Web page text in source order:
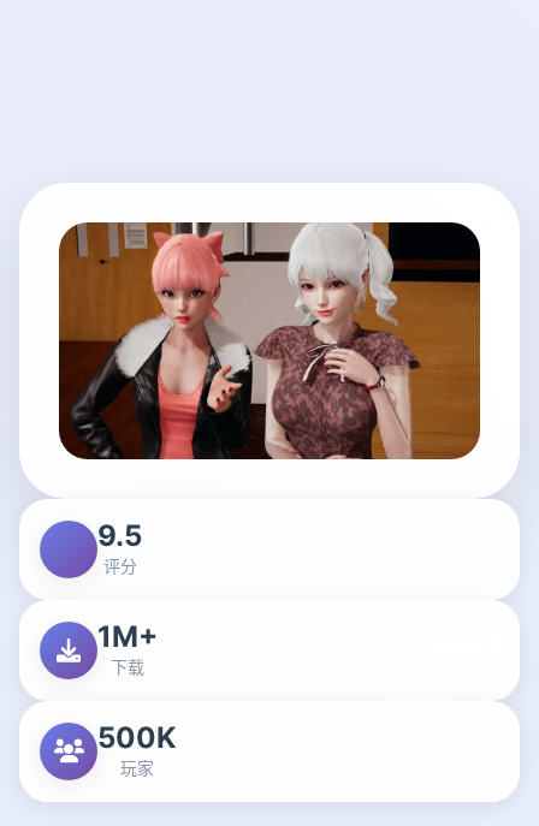
9.5
评分
1M+
下载
500K
玩家